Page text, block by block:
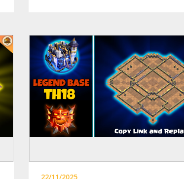
22/11/2025